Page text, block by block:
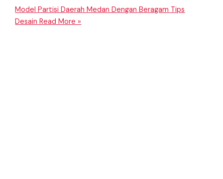
Model Partisi Daerah Medan Dengan Beragam Tips
Desain Read More »